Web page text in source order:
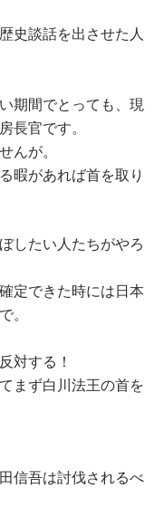
史談話を出させた人
期間でとっても、現
長官です。
んが。
暇があれば首を取り
したい人たちがやろ
定できた時には日本
。
対する！
まず白川法王の首を
信吾は討伐されるべ